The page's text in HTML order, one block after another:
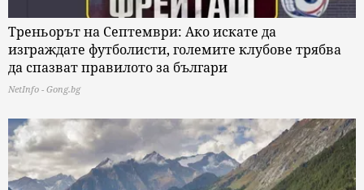
Треньорът на Септември: Ако искате да
изграждате футболисти, големите клубове трябва
да спазват правилото за българи
NetInfo - Gong.bg